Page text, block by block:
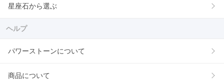
星座石から選ぶ
ヘルプ
パワーストーンについて
商品について